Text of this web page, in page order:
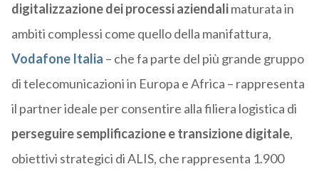
digitalizzazione dei processi aziendalimaturata in
ambiti complessi come quello della manifattura,
Vodafone Italia – chefa parte del più grande gruppo
di telecomunicazioni in Europa e Africa – rappresenta
il partner ideale per consentire alla filiera logistica di
perseguire semplificazione e transizione digitale,
obiettivi strategici di ALIS, che rappresenta 1.900